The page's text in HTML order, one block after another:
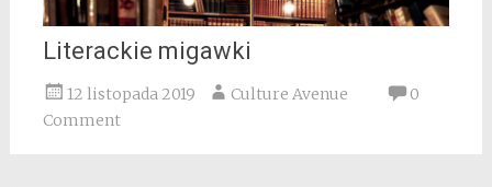
Literackie migawki
12 listopada 2019 Culture Avenue
0
Comment